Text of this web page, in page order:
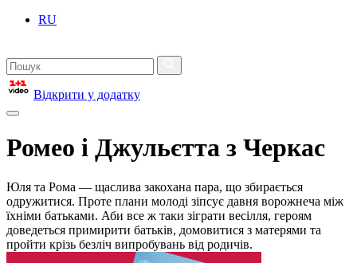
RU
Відкрити у додатку
Ромео і Джульєтта з Черкас
Юля та Рома — щаслива закохана пара, що збирається
одружитися. Проте плани молоді зіпсує давня ворожнеча між
їхніми батьками. Аби все ж таки зіграти весілля, героям
доведеться примирити батьків, домовитися з матерями та
пройти крізь безліч випробувань від родичів.